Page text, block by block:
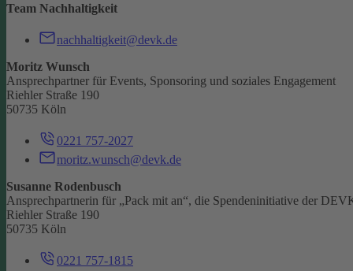
Team Nachhaltigkeit
nachhaltigkeit@devk.de
Moritz Wunsch
Ansprechpartner für Events, Sponsoring und soziales Engagement
Riehler Straße 190
50735 Köln
0221 757-2027
moritz.wunsch@devk.de
Susanne Rodenbusch
Ansprechpartnerin für „Pack mit an“, die Spendeninitiative der
Riehler Straße 190
50735 Köln
0221 757-1815